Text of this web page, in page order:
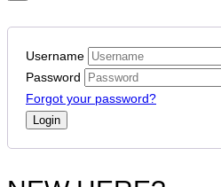
Username
Password
Forgot your password?